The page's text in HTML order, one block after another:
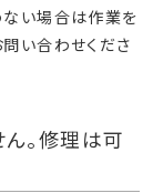
ない場合は作業を
い合わせくださ
。修理は可